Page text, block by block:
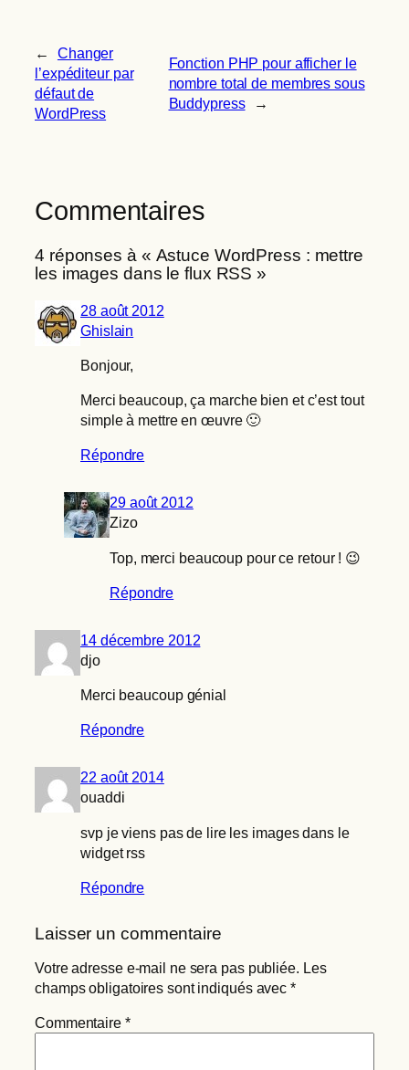
←
Changer
l’expéditeur par
défaut de
WordPress
Fonction PHP pour afficher le
nombre total de membres sous
Buddypress
→
Commentaires
4 réponses à « Astuce WordPress : mettre
les images dans le flux RSS »
28 août 2012
Ghislain
Bonjour,
Merci beaucoup, ça marche bien et c’est tout
simple à mettre en œuvre 🙂
Répondre
29 août 2012
Zizo
Top, merci beaucoup pour ce retour ! 😉
Répondre
14 décembre 2012
djo
Merci beaucoup génial
Répondre
22 août 2014
ouaddi
svp je viens pas de lire les images dans le
widget rss
Répondre
Laisser un commentaire
Votre adresse e-mail ne sera pas publiée. Les
champs obligatoires sont indiqués avec*
Commentaire *